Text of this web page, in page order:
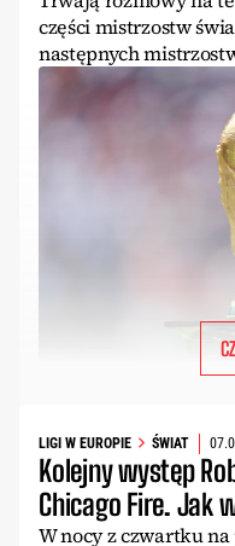
części mistrzostw
następnych
LIGI W EUROPIE ŚWIAT
Kolejny występ
Chicago Fire. Jak
W nocy z czwartku